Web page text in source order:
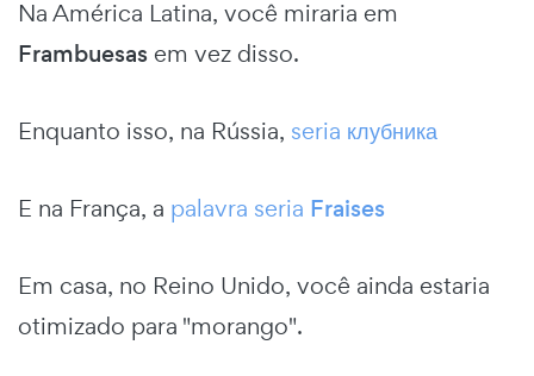
Na América Latina, você miraria em
Frambuesas em vez disso.
Enquanto isso, na Rússia, seria клубника
E na França, a palavra seria Fraises
Em casa, no Reino Unido, você ainda estaria
otimizado para "morango".